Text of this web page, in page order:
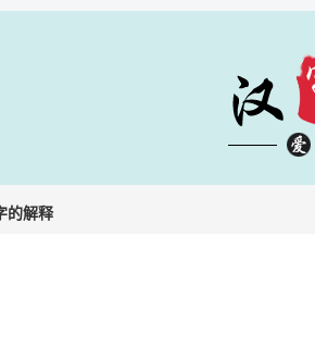
的解释